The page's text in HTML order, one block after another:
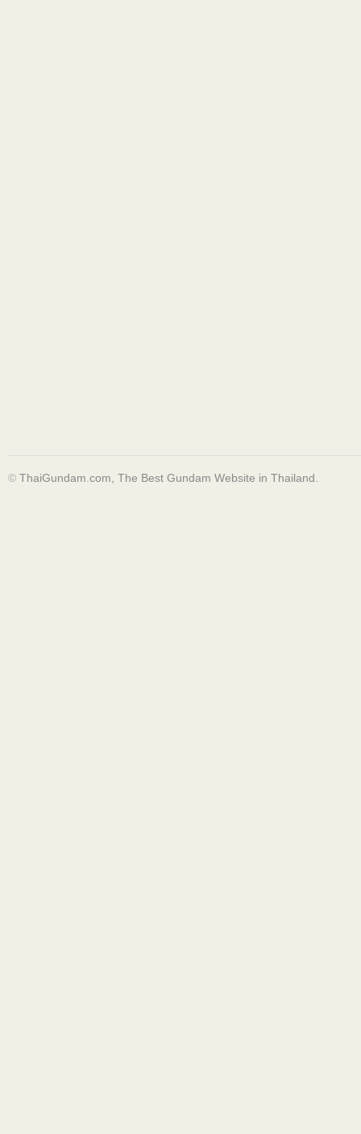
© ThaiGundam.com, The Best Gundam Website in Thailand.